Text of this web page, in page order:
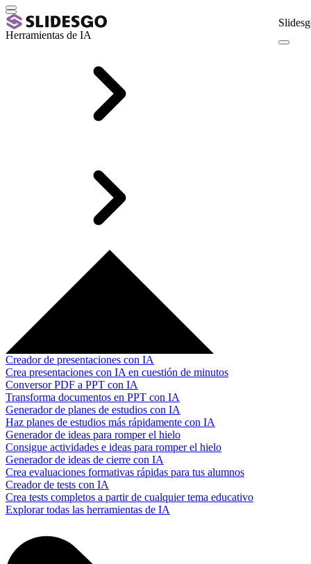
Herramientas de IA
Creador de presentaciones con IA
Crea presentaciones con IA en cuestión de minutos
Conversor PDF a PPT con IA
Transforma documentos en PPT con IA
Generador de planes de estudios con IA
Haz planes de estudios más rápidamente con IA
Generador de ideas para romper el hielo
Consigue actividades e ideas para romper el hielo
Generador de ideas de cierre con IA
Crea evaluaciones formativas rápidas para tus alumnos
Creador de tests con IA
Crea tests completos a partir de cualquier tema educativo
Explorar todas las herramientas de IA